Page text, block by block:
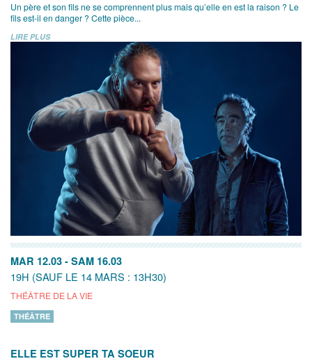
Un père et son fils ne se comprennent plus mais qu’elle en est la raison ? Le
fils est-il en danger ? Cette pièce...
LIRE PLUS
MAR 12.03 - SAM 16.03
19H (SAUF LE 14 MARS : 13H30)
THÉÂTRE DE LA VIE
THÉÂTRE
ELLE EST SUPER TA SOEUR